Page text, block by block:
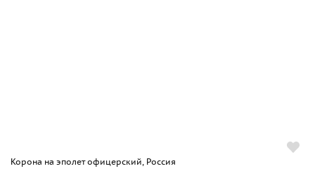
Корона на эполет офицерский, Россия